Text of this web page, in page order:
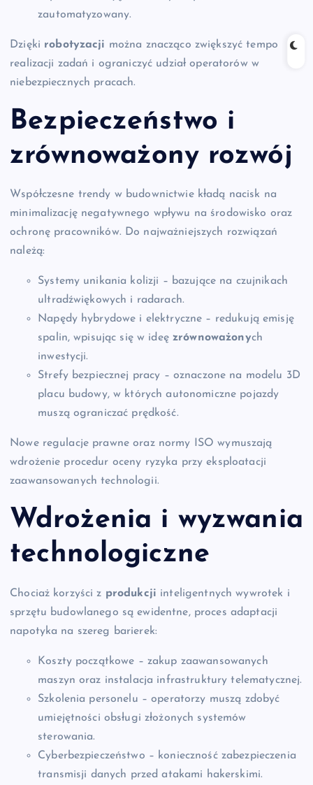
zautomatyzowany.
Dzięki robotyzacji można znacząco zwiększyć tempo
realizacji zadań i ograniczyć udział operatorów w
niebezpiecznych pracach.
Bezpieczeństwo i
zrównoważony rozwój
Współczesne trendy w budownictwie kładą nacisk na
minimalizację negatywnego wpływu na środowisko oraz
ochronę pracowników. Do najważniejszych rozwiązań
należą:
Systemy unikania kolizji – bazujące na czujnikach
ultradźwiękowych i radarach.
Napędy hybrydowe i elektryczne – redukują emisję
spalin, wpisując się w ideęzrównoważonych
inwestycji.
Strefy bezpiecznej pracy – oznaczone na modelu 3D
placu budowy, w których autonomiczne pojazdy
muszą ograniczać prędkość.
Nowe regulacje prawne oraz normy ISO wymuszają
wdrożenie procedur oceny ryzyka przy eksploatacji
zaawansowanych technologii.
Wdrożenia i wyzwania
technologiczne
Chociaż korzyści z produkcji inteligentnych wywrotek i
sprzętu budowlanego są ewidentne, proces adaptacji
napotyka na szereg barierek:
Koszty początkowe – zakup zaawansowanych
maszyn oraz instalacja infrastruktury telematycznej.
Szkolenia personelu – operatorzy muszą zdobyć
umiejętności obsługi złożonych systemów
sterowania.
Cyberbezpieczeństwo – konieczność zabezpieczenia
transmisji danych przed atakami hakerskimi.